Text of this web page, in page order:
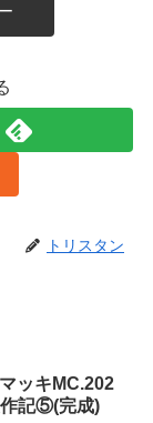
トリスタン
ッキMC.202
記⑤(完成)